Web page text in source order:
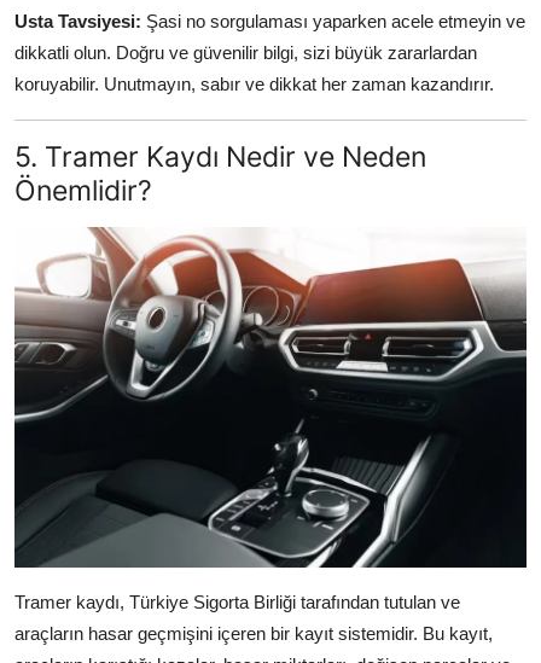
Usta Tavsiyesi: Şasi no sorgulaması yaparken acele etmeyin ve
dikkatli olun. Doğru ve güvenilir bilgi, sizi büyük zararlardan
koruyabilir. Unutmayın, sabır ve dikkat her zaman kazandırır.
5. Tramer Kaydı Nedir ve Neden
Önemlidir?
Tramer kaydı, Türkiye Sigorta Birliği tarafından tutulan ve
araçların hasar geçmişini içeren bir kayıt sistemidir. Bu kayıt,